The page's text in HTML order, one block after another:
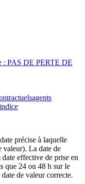
: PAS DE PERTE DE
agents
précise à laquelle
valeur). La date de
effective de prise en
que 24 ou 48 h sur le
de valeur correcte.